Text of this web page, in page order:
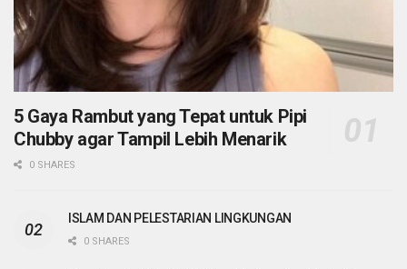
5 Gaya Rambut yang Tepat untuk Pipi
Chubby agar Tampil Lebih Menarik
0 SHARES
ISLAM DAN PELESTARIAN LINGKUNGAN
0 SHARES